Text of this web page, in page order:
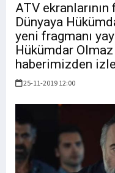
ATV
Dünyaya
yeni fragmanı
Hükümdar
haberimizden
25-11-2019 12:00